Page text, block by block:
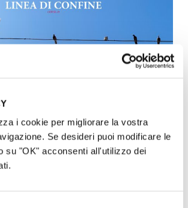
i cookie per migliorare la vostra
Se desideri puoi modificare le
su "OK" acconsenti all'utilizzo dei
- Covid-19
90sostenitori